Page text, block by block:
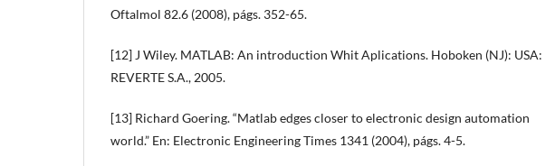
Oftalmol 82.6 (2008), págs. 352-65.
[12] J Wiley. MATLAB: An introduction Whit Aplications. Hoboken (NJ): USA:
REVERTE S.A., 2005.
[13] Richard Goering. “Matlab edges closer to electronic design automation
world.” En: Electronic Engineering Times 1341 (2004), págs. 4-5.